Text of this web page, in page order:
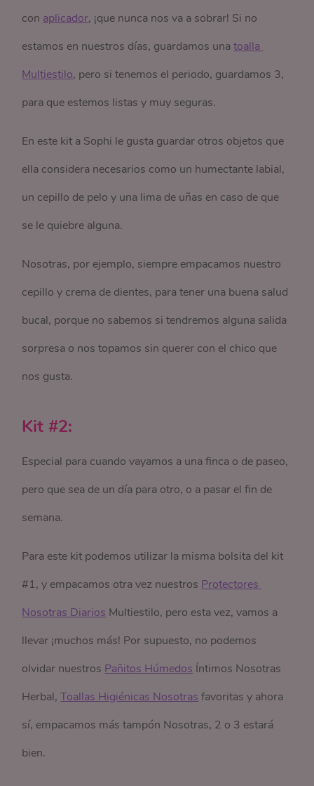
con aplicador, ¡que nunca nos va a sobrar! Si no
estamos en nuestros días, guardamos unatoalla
Multiestilo, pero si tenemos el periodo, guardamos 3,
para que estemos listas y muy seguras.
En este kit a Sophi le gusta guardar otros objetos que
ella considera necesarios como un humectante labial,
un cepillo de pelo y una lima de uñas en caso de que
se le quiebre alguna.
Nosotras, por ejemplo, siempre empacamos nuestro
cepillo y crema de dientes, para tener una buena salud
bucal, porque no sabemos si tendremos alguna salida
sorpresa o nos topamos sin querer con el chico que
nos gusta.
Kit #2:
Especial para cuando vayamos a una finca o de paseo,
pero que sea de un día para otro, o a pasar el fin de
semana.
Para este kit podemos utilizar la misma bolsita del kit
#1, y empacamos otra vez nuestros Protectores
Nosotras Diarios Multiestilo, pero esta vez, vamos a
llevar ¡muchos más! Por supuesto, no podemos
olvidar nuestros Pañitos Húmedos Íntimos Nosotras
Herbal,Toallas Higiénicas Nosotras favoritas y ahora
sí, empacamos más tampón Nosotras, 2 o 3 estará
bien.